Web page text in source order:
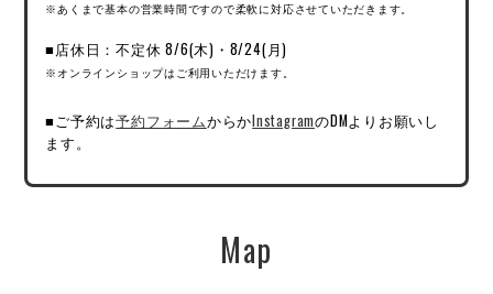
※あくまで基本の営業時間ですので柔軟に対応させていただきます。
■店休日：不定休 8/6(木)・8/24(月)
※オンラインショップはご利用いただけます。
■ご予約は予約フォームからかInstagramのDMよりお願いし
ます。
Map